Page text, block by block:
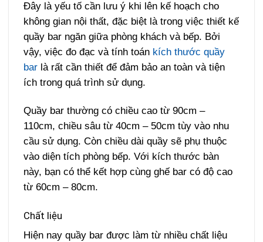
Đây là yếu tố cần lưu ý khi lên kế hoạch cho
không gian nội thất, đặc biệt là trong việc thiết kế
quầy bar ngăn giữa phòng khách và bếp. Bởi
vậy, việc đo đạc và tính toán kích thước quầy
bar là rất cần thiết để đảm bảo an toàn và tiện
ích trong quá trình sử dụng.
Quầy bar thường có chiều cao từ 90cm –
110cm, chiều sâu từ 40cm – 50cm tùy vào nhu
cầu sử dụng. Còn chiều dài quầy sẽ phụ thuộc
vào diện tích phòng bếp. Với kích thước bàn
này, bạn có thể kết hợp cùng ghế bar có độ cao
từ 60cm – 80cm.
Chất liệu
Hiện nay quầy bar được làm từ nhiều chất liệu